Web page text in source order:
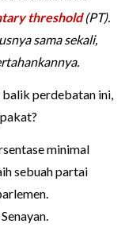
threshold(PT).
sama sekali,
perdebatan ini,
minimal
sebuah partai